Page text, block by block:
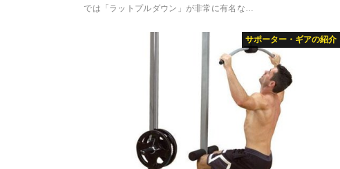
では「ラットプルダウン」が非常に有名な…
サポーター・ギアの紹介